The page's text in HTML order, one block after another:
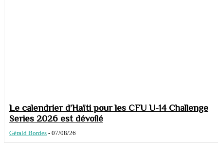
Le calendrier d’Haïti pour les CFU U-14 Challenge
Series 2026 est dévoilé
Gérald Bordes - 07/08/26